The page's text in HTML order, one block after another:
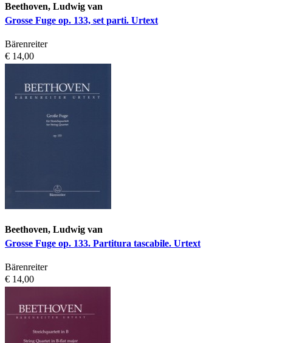
Beethoven, Ludwig van
Grosse Fuge op. 133, set parti. Urtext
Bärenreiter
€ 14,00
Beethoven, Ludwig van
Grosse Fuge op. 133. Partitura tascabile. Urtext
Bärenreiter
€ 14,00